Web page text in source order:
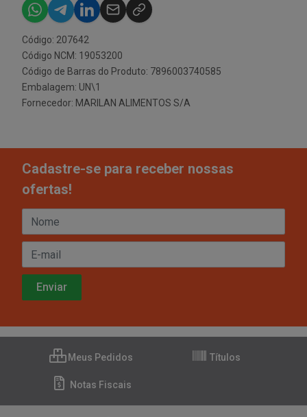
Código: 207642
Código NCM: 19053200
Código de Barras do Produto: 7896003740585
Embalagem: UN\1
Fornecedor: MARILAN ALIMENTOS S/A
Cadastre-se para receber nossas
ofertas!
Meus Pedidos Títulos
Notas Fiscais